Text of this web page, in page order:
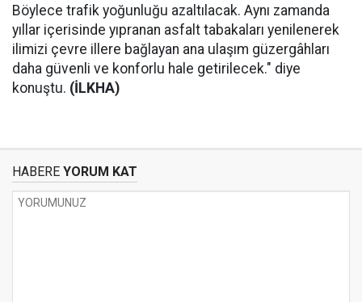
Böylece trafik yoğunluğu azaltılacak. Aynı zamanda
yıllar içerisinde yıpranan asfalt tabakaları yenilenerek
ilimizi çevre illere bağlayan ana ulaşım güzergâhları
daha güvenli ve konforlu hale getirilecek." diye
konuştu. (İLKHA)
HABERE YORUM KAT